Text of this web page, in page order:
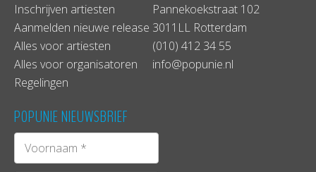
Inschrijven artiesten
Aanmelden nieuwe release
Alles voor artiesten
Alles voor organisatoren
Regelingen
Pannekoekstraat 102
3011LL Rotterdam
(010) 412 34 55
info@popunie.nl
POPUNIE NIEUWSBRIEF